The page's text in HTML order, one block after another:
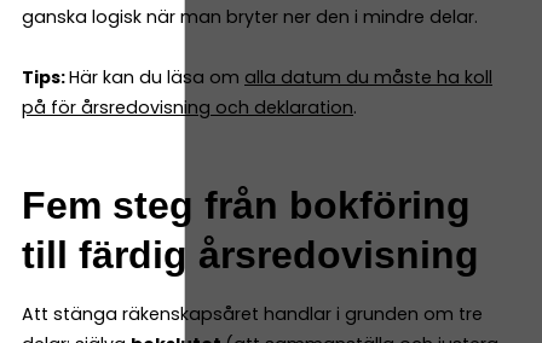
ganska logisk när man bryter ner den i mindre delar.
Tips:Här kan du läsa om alla datum du måste ha koll
på för årsredovisning och deklaration.
Fem steg från bokföring
till färdig årsredovisning
Att stänga räkenskapsåret handlar i grunden om tre